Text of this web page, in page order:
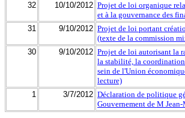
32 10/10/2012 Projet de loi organique
et à la gouvernance des
31 9/10/2012 Projet de loi portant
(texte de la commission
30 9/10/2012 Projet de loi autorisant la
la stabilité, la
sein de l'Union
lecture)
1 3/7/2012 Déclaration de politique
Gouvernement de M